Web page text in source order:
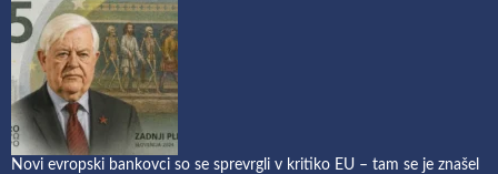
Novi evropski bankovci so se sprevrgli v kritiko EU – tam se je znašel